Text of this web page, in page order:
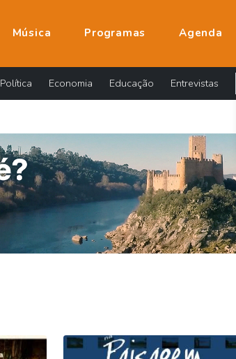
Música Programas Agenda
Política Economia Educação Entrevistas